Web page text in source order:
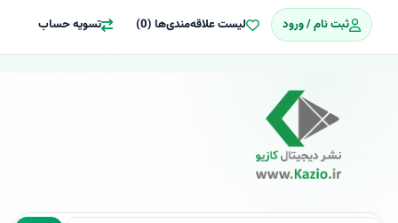
ثبت نام / ورود لیست علاقه‌مندی‌ها (0) تسویه حساب